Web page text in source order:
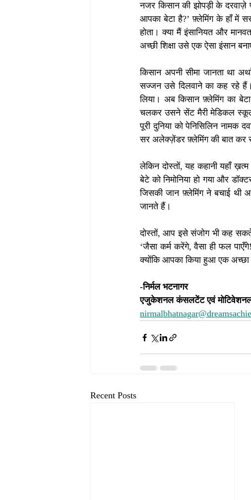
नजर किसान की झोपड़ी के
आपका बेटा है?’ फ़्लेमिंग के हाँ में
होता। क्या मैं इंसानियत और
अच्छी शिक्षा उसे एक ऐसा इंसान
किसान अपनी सीमा जानता था
सज्जन उसे दिलवाने का कह रहे
लिया। अब किसान फ़्लेमिंग का
चलकर उसने सेंट मैरी मेडिकल
पूरी दुनिया को पेनिसिलिन नामक
सर अलेक्ज़ेंडर फ़्लेमिंग की बात कर
लेकिन दोस्तों, यह कहानी यहाँ
बेटे को निमोनिया हो गया और
जिसकी जान फ़्लेमिंग ने बचाई थी
जानते हैं।
दोस्तों, आप इसे संजोग भी कह सकते
‘जैसा कर्म करेंगे, वैसा ही फल
क्योंकि आपका किया हुआ एक
-निर्मल भटनागर
एजुकेशनल कंसलटेंट एवं
Recent Posts